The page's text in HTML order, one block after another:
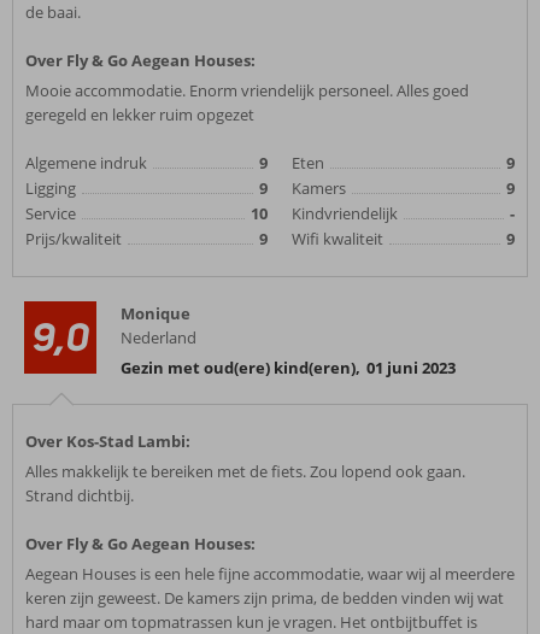
de baai.
Over Fly & Go Aegean Houses:
Mooie accommodatie. Enorm vriendelijk personeel. Alles goed
geregeld en lekker ruim opgezet
Algemene indruk
9
Ligging
9
Service
10
Prijs/kwaliteit
9
Eten
9
Kamers
9
Kindvriendelijk
-
Wifi kwaliteit
9
9,0
Monique
Nederland
Gezin met oud(ere) kind(eren), 01 juni 2023
Over Kos-Stad Lambi:
Alles makkelijk te bereiken met de fiets. Zou lopend ook gaan.
Strand dichtbij.
Over Fly & Go Aegean Houses:
Aegean Houses is een hele fijne accommodatie, waar wij al meerdere
keren zijn geweest. De kamers zijn prima, de bedden vinden wij wat
hard maar om topmatrassen kun je vragen. Het ontbijtbuffet is